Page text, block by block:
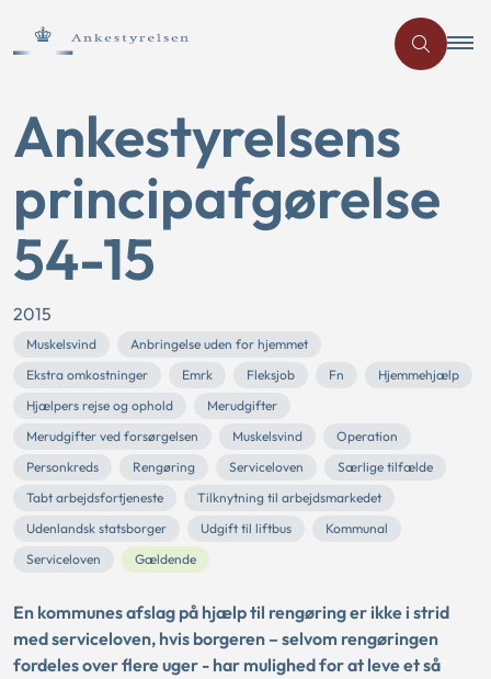
Ankestyrelsens
principafgørelse
54-15
2015
Muskelsvind
Anbringelse uden for hjemmet
Ekstra omkostninger
Emrk Fleksjob Fn
Hjemmehjælp
Hjælpers rejse og ophold
Merudgifter
Merudgifter ved forsørgelsen
Muskelsvind
Operation
Personkreds
Rengøring Serviceloven
Særlige tilfælde
Tabt arbejdsfortjeneste
Tilknytning til arbejdsmarkedet
Udenlandsk statsborger
Udgift til liftbus
Kommunal
Serviceloven
Gældende
En kommunes afslag på hjælp til rengøring er ikke i strid
med serviceloven, hvis borgeren – selvom rengøringen
fordeles over flere uger - har mulighed for at leve et så